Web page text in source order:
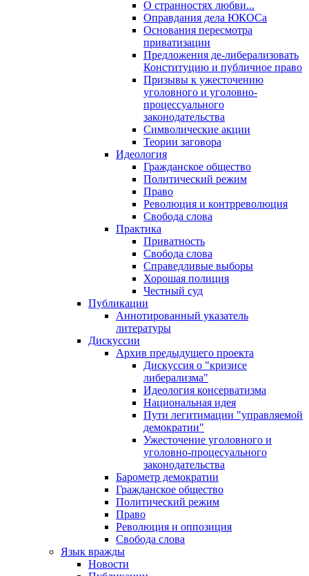
О странностях любви...
Оправдания дела ЮКОСа
Основания пересмотра
приватизации
Предложения де-либерализовать
Конституцию и публичное право
Призывы к ужесточению
уголовного и уголовно-
процессуального
законодательства
Символические акции
Теории заговора
Идеология
Гражданское общество
Политический режим
Право
Революция и контрреволюция
Свобода слова
Практика
Приватность
Свобода слова
Справедливые выборы
Хорошая полиция
Честный суд
Публикации
Аннотированный указатель
литературы
Дискуссии
Архив предыдущего проекта
Дискуссия о "кризисе
либерализма"
Идеология консерватизма
Национальная идея
Пути легитимации "управляемой
демократии"
Ужесточение уголовного и
уголовно-процесуального
законодательства
Барометр демократии
Гражданское общество
Политический режим
Право
Революция и оппозиция
Свобода слова
Язык вражды
Новости